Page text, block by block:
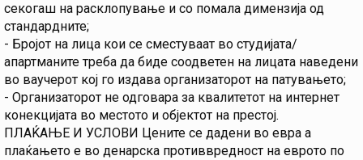
секогаш на расклопување и со помала димензија од
стандардните;
- Бројот на лица кои се сместуваат во студијата/
апартманите треба да биде соодветен на лицата наведени
во ваучерот кој го издава организаторот на патувањето;
- Организаторот не одговара за квалитетот на интернет
конекцијата во местото и објектот на престој.
ПЛАЌАЊЕ И УСЛОВИ Цените се дадени во евра а
плаќањето е во денарска противвредност на еврото по